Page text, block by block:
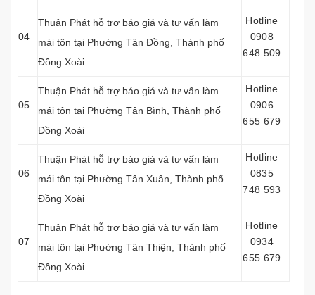
04
Thuận Phát hỗ trợ báo giá và tư vấn làm
mái tôn tại Phường Tân Đồng, Thành phố
Đồng Xoài
Hotline
0908
648 509
05
Thuận Phát hỗ trợ báo giá và tư vấn làm
mái tôn tại Phường Tân Bình, Thành phố
Đồng Xoài
Hotline
0906
655 679
06
Thuận Phát hỗ trợ báo giá và tư vấn làm
mái tôn tại Phường Tân Xuân, Thành phố
Đồng Xoài
Hotline
0835
748 593
07
Thuận Phát hỗ trợ báo giá và tư vấn làm
mái tôn tại Phường Tân Thiện, Thành phố
Đồng Xoài
Hotline
0934
655 679